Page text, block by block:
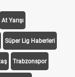
At Yarışı
Süper Lig Haberleri